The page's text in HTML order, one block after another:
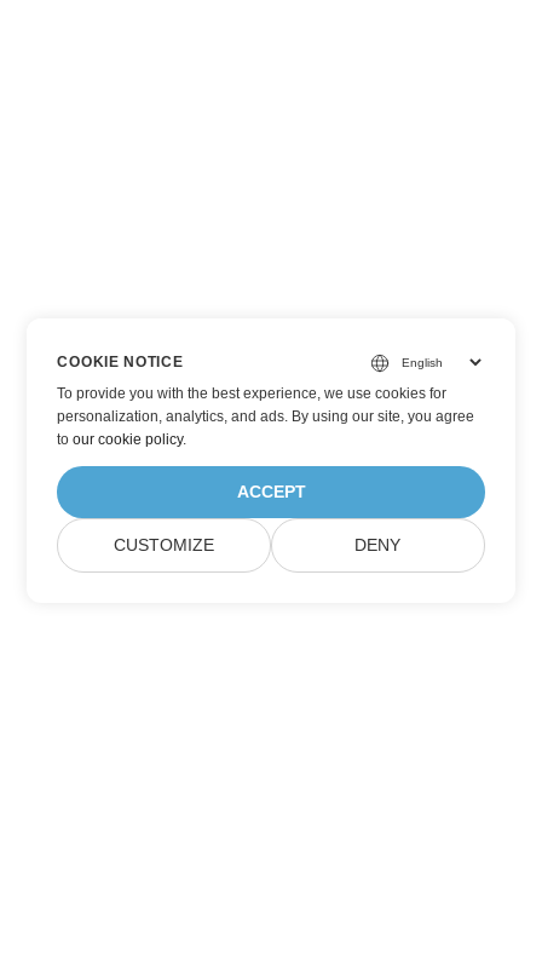
COOKIE NOTICE
To provide you with the best experience, we use cookies for
personalization, analytics, and ads. By using our site, you agree
toour cookie policy.
ACCEPT
CUSTOMIZE DENY